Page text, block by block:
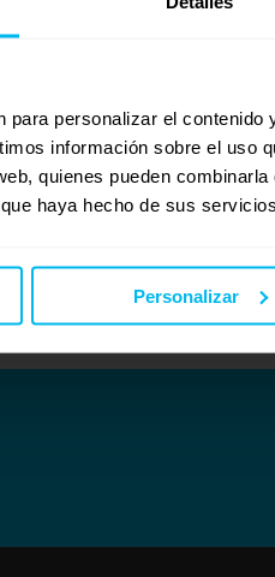
para personalizar el
información sobre el uso
quienes pueden
haya hecho de sus
Personalizar
recibirás un primer contacto más
ponerte en contacto con nosotros a